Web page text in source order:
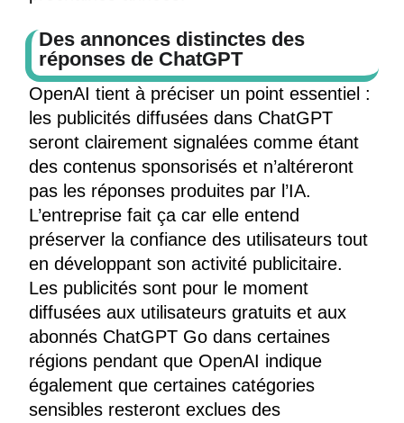
Des annonces distinctes des
réponses de ChatGPT
OpenAI tient à préciser un point essentiel :
les publicités diffusées dans ChatGPT
seront clairement signalées comme étant
des contenus sponsorisés et n’altéreront
pas les réponses produites par l’IA.
L’entreprise fait ça car elle entend
préserver la confiance des utilisateurs tout
en développant son activité publicitaire.
Les publicités sont pour le moment
diffusées aux utilisateurs gratuits et aux
abonnés ChatGPT Go dans certaines
régions pendant que OpenAI indique
également que certaines catégories
sensibles resteront exclues des